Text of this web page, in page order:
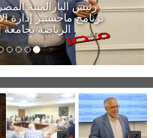
رئيس البارالمبية
برنامج ماجستير إدارة
الرياضة